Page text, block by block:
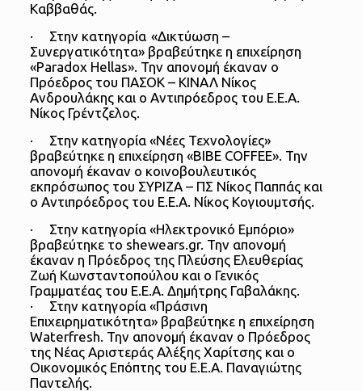
Καββαθάς.
· Στην κατηγορία «Δικτύωση –
Συνεργατικότητα» βραβεύτηκε η επιχείρηση
«Paradox Hellas». Την απονομή έκαναν ο
Πρόεδρος του ΠΑΣΟΚ – ΚΙΝΑΛ Νίκος
Ανδρουλάκης και ο Αντιπρόεδρος του Ε.Ε.Α.
Νίκος Γρέντζελος.
· Στην κατηγορία «Νέες Τεχνολογίες»
βραβεύτηκε η επιχείρηση «BIBE COFFEE». Την
απονομή έκαναν ο κοινοβουλευτικός
εκπρόσωπος του ΣΥΡΙΖΑ – ΠΣ Νίκος Παππάς και
ο Αντιπρόεδρος του Ε.Ε.Α. Νίκος Κογιουμτσής.
· Στην κατηγορία «Ηλεκτρονικό Εμπόριο»
βραβεύτηκε το shewears.gr. Την απονομή
έκαναν η Πρόεδρος της Πλεύσης Ελευθερίας
Ζωή Κωνσταντοπούλου και ο Γενικός
Γραμματέας του Ε.Ε.Α. Δημήτρης Γαβαλάκης.
· Στην κατηγορία «Πράσινη
Επιχειρηματικότητα» βραβεύτηκε η επιχείρηση
Waterfresh. Την απονομή έκαναν ο Πρόεδρος
της Νέας Αριστεράς Αλέξης Χαρίτσης και ο
Οικονομικός Επόπτης του Ε.Ε.Α. Παναγιώτης
Παντελής.